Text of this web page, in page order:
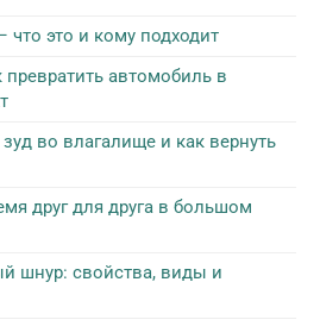
это и кому подходит
превратить автомобиль в
во влагалище и как вернуть
друг для друга в большом
шнур: свойства, виды и